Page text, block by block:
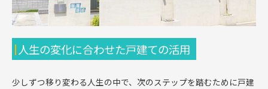
人生の変化に合わせた戸建ての活用
少しずつ移り変わる人生の中で、次のステップを踏むために戸建